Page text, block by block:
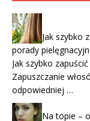
Jak szybko
porady
Jak szybko
Zapuszczanie
odpowiedniej …
Na topie –